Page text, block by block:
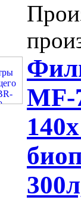
MF-